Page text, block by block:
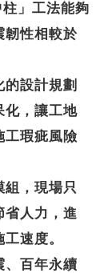
」工法能夠
韌性相較於
的設計規劃
化，讓工地
工瑕疵風險
組，現場只
省人力，進
速度。
、百年永續